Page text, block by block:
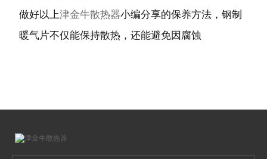
做好以上津金牛散热器小编分享的保养方法，钢制
暖气片不仅能保持散热，还能避免因腐蚀